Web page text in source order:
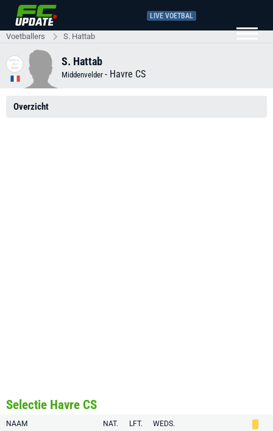
LIVE VOETBAL
Voetballers S. Hattab
S. Hattab
Middenvelder - Havre CS
Overzicht
Selectie Havre CS
NAAM NAT. LFT. WEDS.